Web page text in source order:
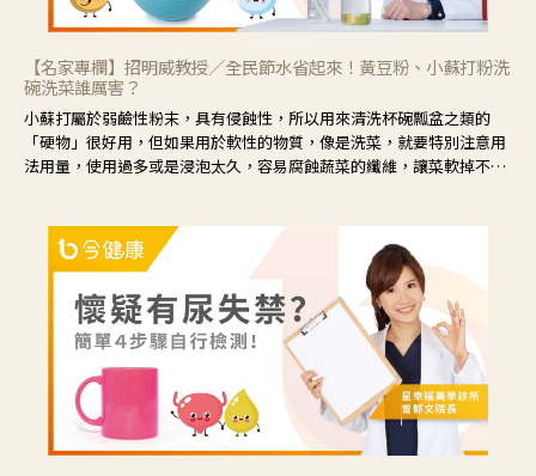
【名家專欄】招明威教授／全民節水省起來！黃豆粉、小蘇打粉洗
碗洗菜誰厲害？
小蘇打屬於弱鹼性粉末，具有侵蝕性，所以用來清洗杯碗瓢盆之類的
「硬物」很好用，但如果用於軟性的物質，像是洗菜，就要特別注意用
法用量，使用過多或是浸泡太久，容易腐蝕蔬菜的纖維，讓菜軟掉不清